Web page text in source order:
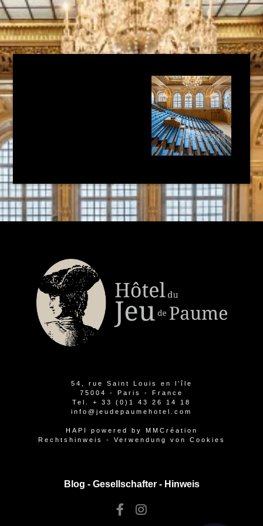
54, rue Saint Louis en l'île
75004 - Paris - France
Tel. + 33 (0)1 43 26 14 18
info@jeudepaumehotel.com
HAPI powered by MMCréation
Rechtshinweis
- Verwendung von Cookies
Blog - Gesellschafter- Hinweis